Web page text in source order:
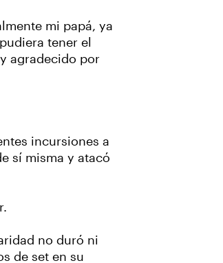
mi papá, ya
tener el
agradecido por
incursiones a
sí misma y atacó
no duró ni
de set en su